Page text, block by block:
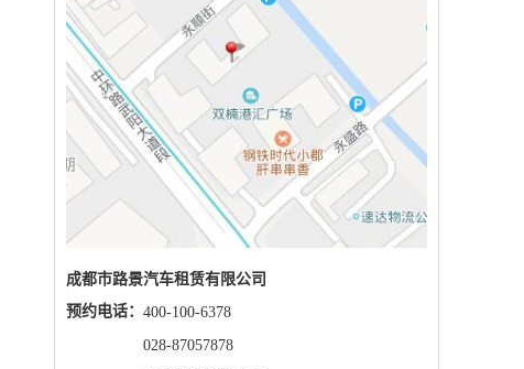
成都市路景汽车租赁有限公司
预约电话： 400-100-6378
028-87057878